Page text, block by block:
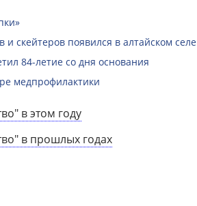
скейтеров появился в алтайском селе
84-летие со дня основания
медпрофилактики
в этом году
в прошлых годах